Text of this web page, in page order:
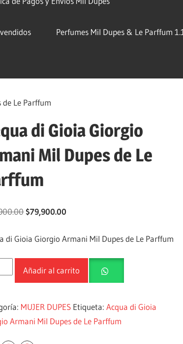
Perfumes Mil Dupes & Le Parffum
Le Parffum
di Gioia Giorgio
Mil Dupes de Le
$79,900.00
di Gioia Giorgio Armani Mil Dupes de Le Parffum
Añadir al carrito
MUJER DUPES Etiqueta:Acqua di Gioia
Armani Mil Dupes de Le Parffum